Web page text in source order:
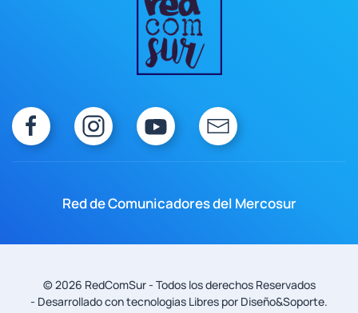
Red de Comunicadores del Mercosur
©2026 RedComSur - Todos los derechos Reservados
- Desarrollado con tecnologias Libres por Diseño&Soporte.